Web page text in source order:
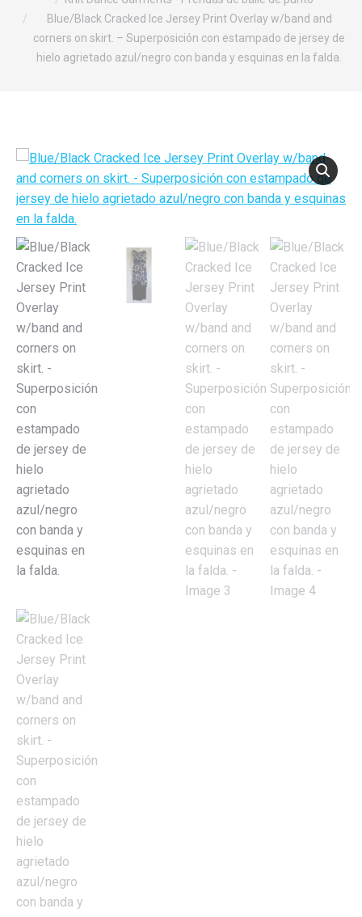
Blue/Black Cracked Ice Jersey Print Overlay w/band and
corners on skirt. – Superposición con estampado de jersey de
hielo agrietado azul/negro con banda y esquinas en la falda.